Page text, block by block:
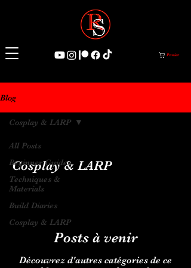
Panier
Blog
All Posts
Beginner Guides
Techniques &
Materials
Build Diaries
Cosplay & LARP
Cosplay & LARP
Cosplay & LARP
Posts à venir
Découvrez d'autres catégories de ce